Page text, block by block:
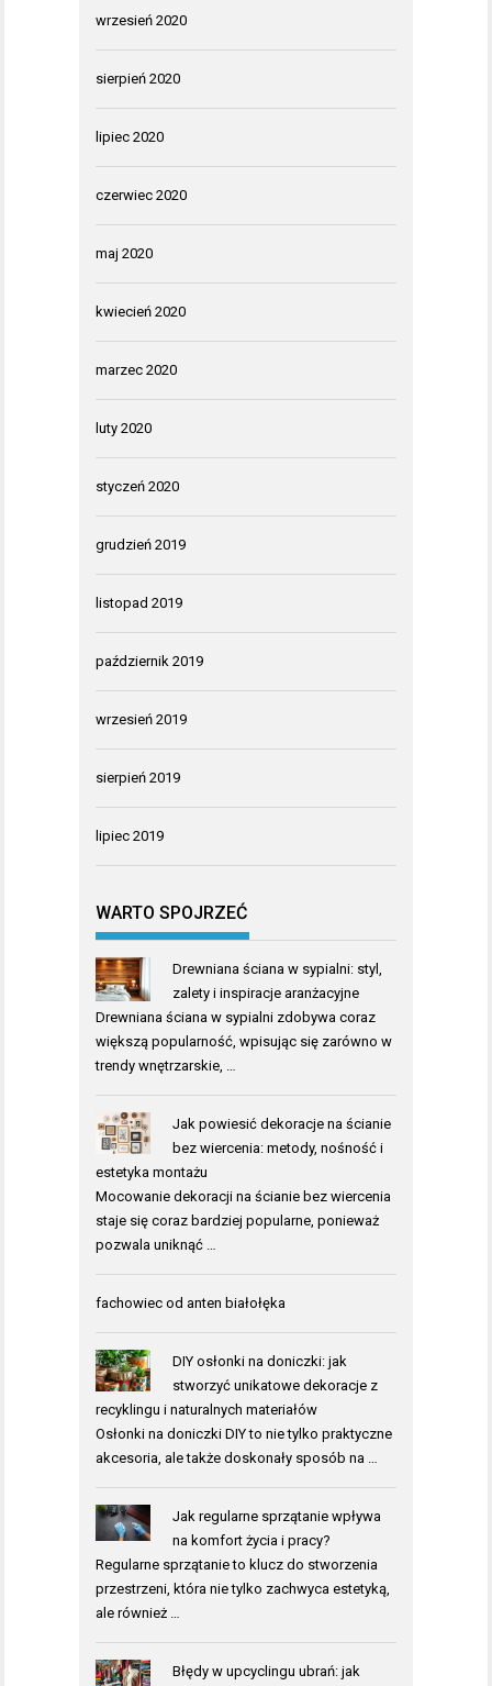
wrzesień 2020
sierpień 2020
lipiec 2020
czerwiec 2020
maj 2020
kwiecień 2020
marzec 2020
luty 2020
styczeń 2020
grudzień 2019
listopad 2019
październik 2019
wrzesień 2019
sierpień 2019
lipiec 2019
WARTO SPOJRZEĆ
Drewniana ściana w sypialni: styl,
zalety i inspiracje aranżacyjne
Drewniana ściana w sypialni zdobywa coraz
większą popularność, wpisując się zarówno w
trendy wnętrzarskie, …
Jak powiesić dekoracje na ścianie
bez wiercenia: metody, nośność i
estetyka montażu
Mocowanie dekoracji na ścianie bez wiercenia
staje się coraz bardziej popularne, ponieważ
pozwala uniknąć …
fachowiec od anten białołęka
DIY osłonki na doniczki: jak
stworzyć unikatowe dekoracje z
recyklingu i naturalnych materiałów
Osłonki na doniczki DIY to nie tylko praktyczne
akcesoria, ale także doskonały sposób na …
Jak regularne sprzątanie wpływa
na komfort życia i pracy?
Regularne sprzątanie to klucz do stworzenia
przestrzeni, która nie tylko zachwyca estetyką,
ale również …
Błędy w upcyclingu ubrań: jak